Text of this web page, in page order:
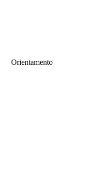
Orientamento